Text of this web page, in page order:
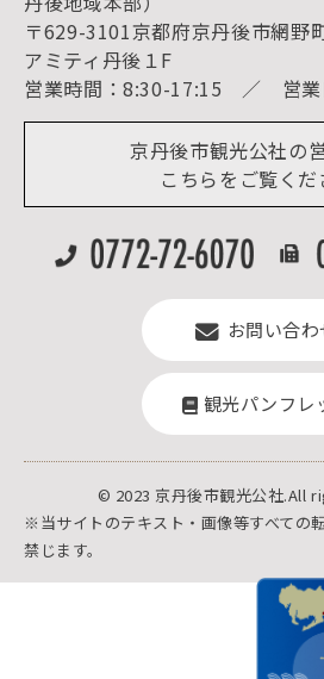
予約照会・予約キャンセル
宿泊施設一覧（お宿比較ペ
アクセス
お知らせ
イベント情報
デジタル観光パンフレット
リアルタイム道路情報
よくある質問
〒629-3101京都府京丹後市網野
アミティ丹後１F
営業時間：8:30-17:15 ／ 営業
京丹後市観光公社の
こちらをご覧くだ
お問い合わ
観光パンフレ
© 2023 京丹後市観光公社.All
※当サイトのテキスト・画像等すべての
禁じます。